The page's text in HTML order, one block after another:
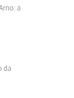
a
da